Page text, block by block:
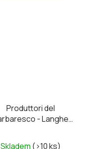
Produttori del
- Langhe
Skladem (>10 ks)